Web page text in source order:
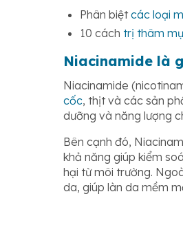
Phân biệtcác loại
10 cách trị thâm
Niacinamide là
Niacinamide
cốc, thịt và các sản
dưỡng và năng lượng
Bên cạnh đó,
khả năng giúp kiểm
hại từ môi trường.
da, giúp làn da mềm